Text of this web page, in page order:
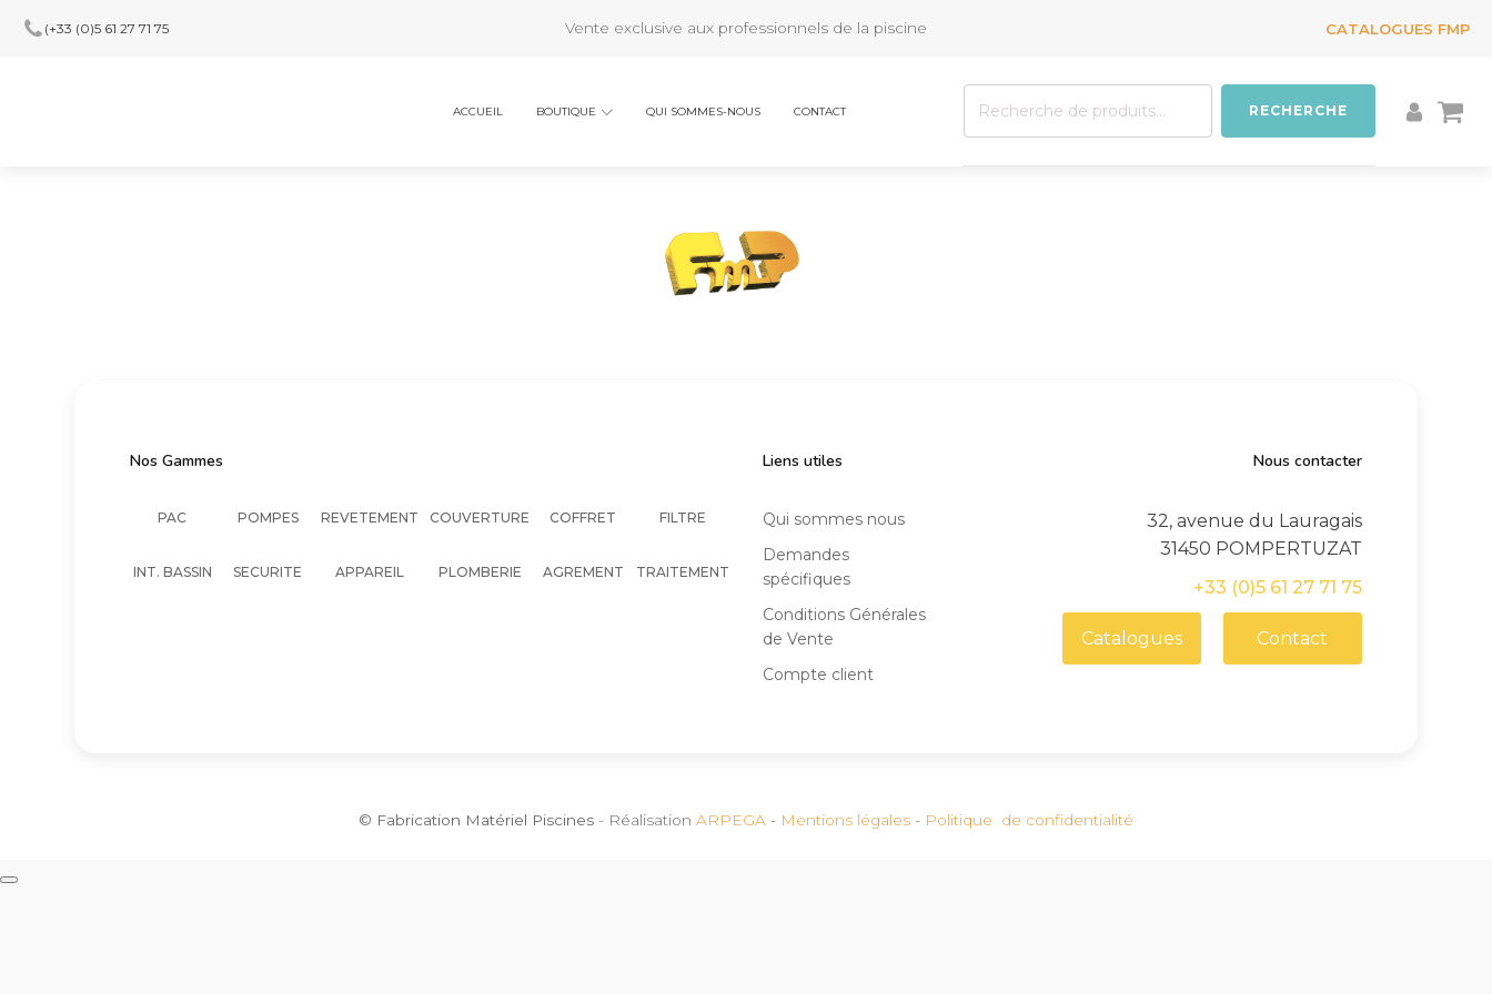
(+33 (0)5 61 27 71 75 Vente exclusive aux professionnels de la piscine CATALOGUES FMP
ACCUEIL BOUTIQUE QUI SOMMES-NOUS CONTACT
Recherche
RECHERCHE
Nos Gammes
PAC POMPES REVETEMENT COUVERTURE COFFRET FILTRE
INT. BASSIN SECURITE APPAREIL PLOMBERIE AGREMENT TRAITEMENT
Liens utiles
Qui sommes nous
Demandes
spécifiques
Conditions Générales
de Vente
Compte client
Nous contacter
32, avenue du Lauragais
31450 POMPERTUZAT
+33 (0)5 61 27 71 75
Catalogues Contact
© Fabrication Matériel Piscines - Réalisation ARPEGA - Mentions légales - Politique de confidentialité